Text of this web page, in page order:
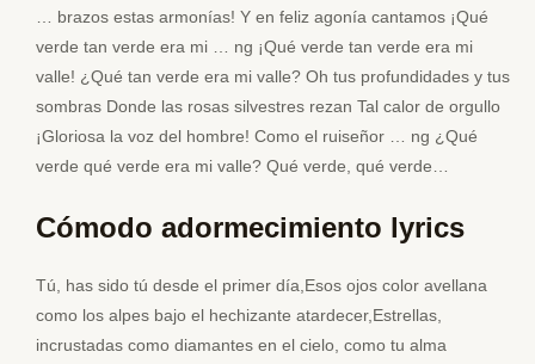
… brazos estas armonías! Y en feliz agonía cantamos ¡Qué
verde tan verde era mi … ng ¡Qué verde tan verde era mi
valle! ¿Qué tan verde era mi valle? Oh tus profundidades y tus
sombras Donde las rosas silvestres rezan Tal calor de orgullo
¡Gloriosa la voz del hombre! Como el ruiseñor … ng ¿Qué
verde qué verde era mi valle? Qué verde, qué verde…
Cómodo adormecimiento lyrics
Tú, has sido tú desde el primer día,Esos ojos color avellana
como los alpes bajo el hechizante atardecer,Estrellas,
incrustadas como diamantes en el cielo, como tu alma